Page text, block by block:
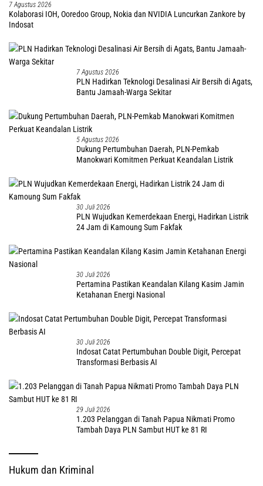
7 Agustus 2026
Kolaborasi IOH, Ooredoo Group, Nokia dan NVIDIA Luncurkan Zankore by
Indosat
7 Agustus 2026
PLN Hadirkan Teknologi Desalinasi Air Bersih di Agats,
Bantu Jamaah-Warga Sekitar
5 Agustus 2026
Dukung Pertumbuhan Daerah, PLN-Pemkab
Manokwari Komitmen Perkuat Keandalan Listrik
30 Juli 2026
PLN Wujudkan Kemerdekaan Energi, Hadirkan Listrik
24 Jam di Kamoung Sum Fakfak
30 Juli 2026
Pertamina Pastikan Keandalan Kilang Kasim Jamin
Ketahanan Energi Nasional
30 Juli 2026
Indosat Catat Pertumbuhan Double Digit, Percepat
Transformasi Berbasis AI
29 Juli 2026
1.203 Pelanggan di Tanah Papua Nikmati Promo
Tambah Daya PLN Sambut HUT ke 81 RI
Hukum dan Kriminal